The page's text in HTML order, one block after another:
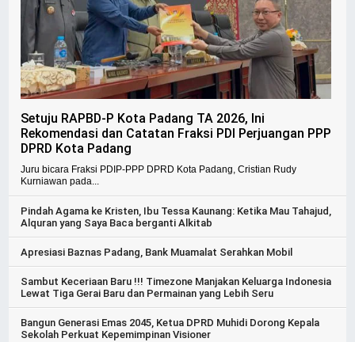
Setuju RAPBD-P Kota Padang TA 2026, Ini
Rekomendasi dan Catatan Fraksi PDI Perjuangan PPP
DPRD Kota Padang
Juru bicara Fraksi PDIP-PPP DPRD Kota Padang, Cristian Rudy
Kurniawan pada...
Pindah Agama ke Kristen, Ibu Tessa Kaunang: Ketika Mau Tahajud,
Alquran yang Saya Baca berganti Alkitab
Apresiasi Baznas Padang, Bank Muamalat Serahkan Mobil
Sambut Keceriaan Baru !!! Timezone Manjakan Keluarga Indonesia
Lewat Tiga Gerai Baru dan Permainan yang Lebih Seru
Bangun Generasi Emas 2045, Ketua DPRD Muhidi Dorong Kepala
Sekolah Perkuat Kepemimpinan Visioner